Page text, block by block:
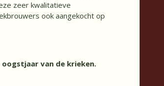
zeer kwalitatieve
ook aangekocht op
oogstjaar van de krieken.